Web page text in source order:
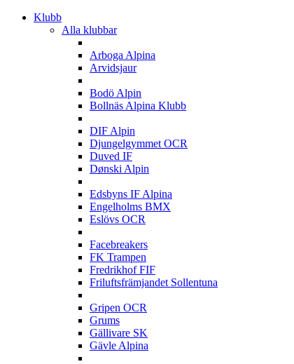
Klubb
Alla klubbar
Arboga Alpina
Arvidsjaur
Bodö Alpin
Bollnäs Alpina Klubb
DIF Alpin
Djungelgymmet OCR
Duved IF
Dønski Alpin
Edsbyns IF Alpina
Engelholms BMX
Eslövs OCR
Facebreakers
FK Trampen
Fredrikhof FIF
Friluftsfrämjandet Sollentuna
Gripen OCR
Grums
Gällivare SK
Gävle Alpina